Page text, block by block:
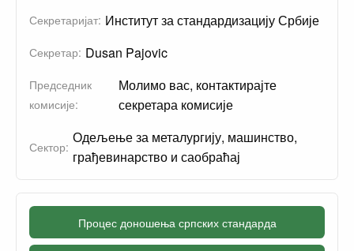
Секретаријат: Институт за стандардизацију Србије
Секретар: Dusan Pajovic
Председник
комисије:
Молимо вас, контактирајте
секретара комисије
Сектор:
Одељење за металургију, машинство,
грађевинарство и саобраћај
Процес доношења српских стандарда